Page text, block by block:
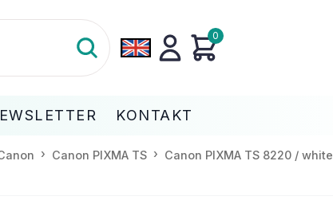
0
KONTAKT
Canon PIXMA TS
Canon PIXMA TS 8220 / white